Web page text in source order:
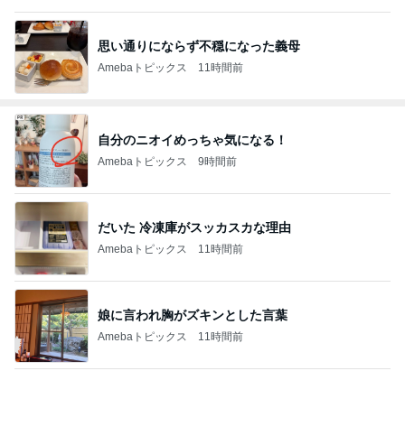
思い通りにならず不穏になった義母
Amebaトピックス 11時間前
自分のニオイめっちゃ気になる！
Amebaトピックス 9時間前
だいた 冷凍庫がスッカスカな理由
Amebaトピックス 11時間前
娘に言われ胸がズキンとした言葉
Amebaトピックス 11時間前